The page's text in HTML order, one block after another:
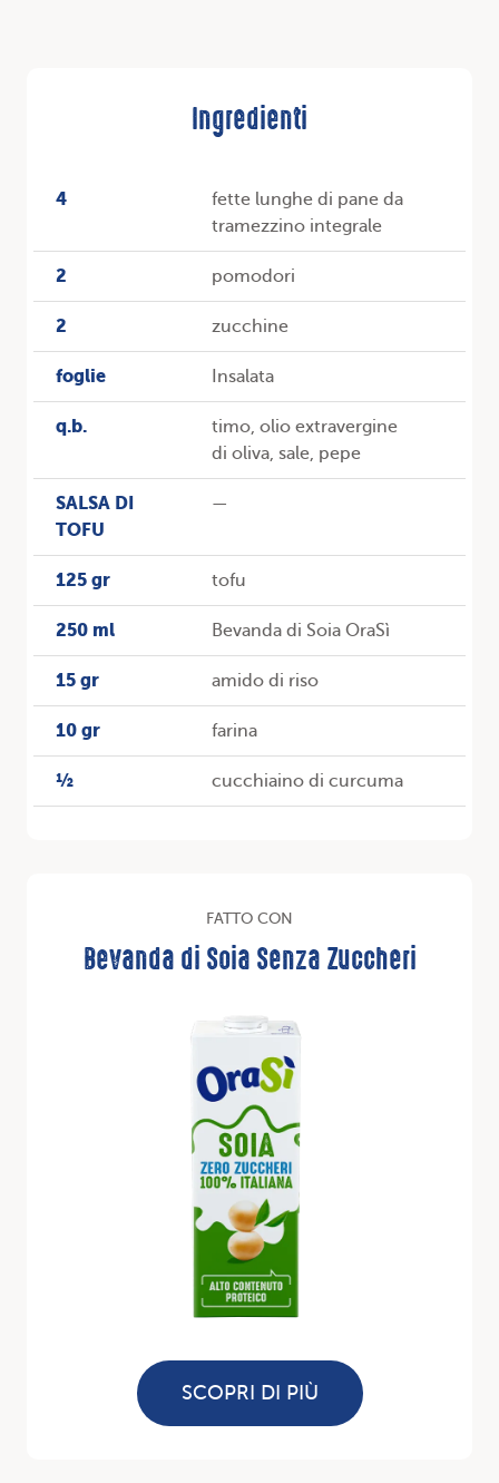
Ingredienti
4
fette lunghe di pane da
tramezzino integrale
2 pomodori
2 zucchine
foglie Insalata
q.b.
timo, olio extravergine
di oliva, sale, pepe
SALSA DI
TOFU
—
125 gr tofu
250 ml Bevanda di Soia OraSì
15 gr amido di riso
10 gr farina
½ cucchiaino di curcuma
FATTO CON
Bevanda di Soia Senza Zuccheri
SCOPRI DI PIÙ